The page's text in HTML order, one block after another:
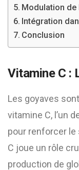
Modulation de
Intégration
Conclusion
Vitamine C :
Les goyaves
vitamine C, l’un
pour renforcer
C joue un rôle
production de